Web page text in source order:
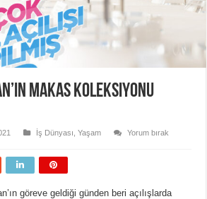
makas koleksiyonu
İş Dünyası ,Yaşam
Yorum bırak
göreve geldiği günden beri açılışlarda